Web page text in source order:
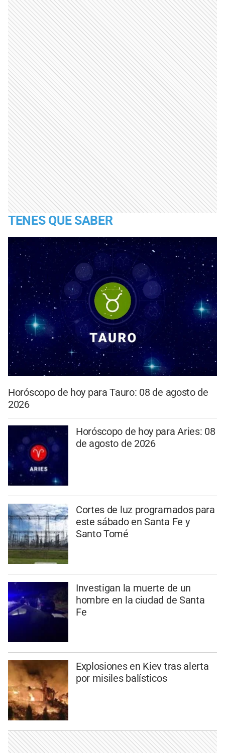
TENES QUE SABER
Horóscopo de hoy para Tauro: 08 de agosto de
2026
Horóscopo de hoy para Aries: 08
de agosto de 2026
Cortes de luz programados para
este sábado en Santa Fe y
Santo Tomé
Investigan la muerte de un
hombre en la ciudad de Santa
Fe
Explosiones en Kiev tras alerta
por misiles balísticos